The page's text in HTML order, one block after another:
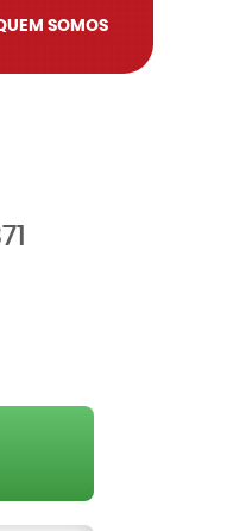
SOMOS